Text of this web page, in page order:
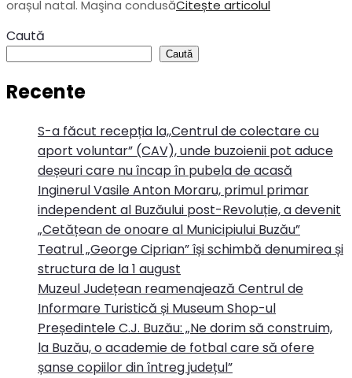
orașul natal. Maşina condusăCitește articolul
Caută
Caută
Recente
S-a făcut recepția la,,Centrul de colectare cu
aport voluntar” (CAV), unde buzoienii pot aduce
deșeuri care nu încap în pubela de acasă
Inginerul Vasile Anton Moraru, primul primar
independent al Buzăului post-Revoluție, a devenit
„Cetățean de onoare al Municipiului Buzău”
Teatrul „George Ciprian” își schimbă denumirea și
structura de la 1 august
Muzeul Județean reamenajează Centrul de
Informare Turistică și Museum Shop-ul
Președintele C.J. Buzău: „Ne dorim să construim,
la Buzău, o academie de fotbal care să ofere
șanse copiilor din întreg județul”